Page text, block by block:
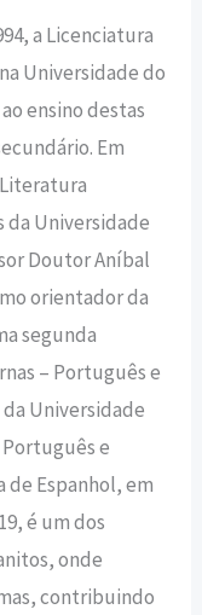
a Licenciatura
Universidade do
ensino destas
Em
da Universidade
Doutor Aníbal
orientador da
segunda
– Português e
Universidade
e
de Espanhol, em
é um dos
onde
contribuindo